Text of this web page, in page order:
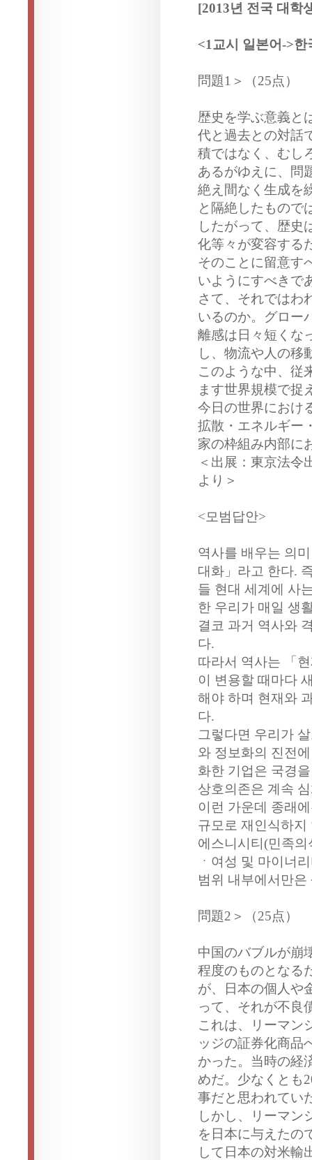
[2013년 전국 대학
<1교시 일본어->
問題1＞（25点）
歴史を学ぶ意義と
代と過去との対話
積ではなく、むし
あるがゆえに、問
絶え間なく生成を
と隔絶したもので
したがって、歴史
化等々が変容する
そのことに留意す
いようにすべきで
さて、それではわ
いるのか。グロー
離感は日々短くな
し、物流や人の移
このような中、従
ます世界規模で捉
今日の世界におけ
拡散・エネルギー
家の枠組み内部に
＜出展：東京法
より＞
<모범답안>
역사를 배우는 의
대화」라고 한다.
들 현대 세계에 사
한 우리가 매일 생
결코 과거 역사와
다.
따라서 역사는 「
이 변용할 때마다
해야 하며 현재와
다.
그렇다면 우리가
와 정보화의 진전
화한 기업은 국경
상호의존은 계속
이런 가운데 종래
규모로 재인식하
에스니시티(민족
ㆍ여성 및 마이너
범위 내부에서만
問題2＞（25点）
中国のバブルが崩
程度のものとなる
が、日本の個人や
って、それが不良
これは、リーマン
ッジの証券化商品
かった。当時の経
めだ。少なくとも
事だと思われてい
しかし、リーマン
を日本に与えたの
して日本の対米輸